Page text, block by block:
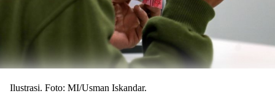
Ilustrasi. Foto: MI/Usman Iskandar.